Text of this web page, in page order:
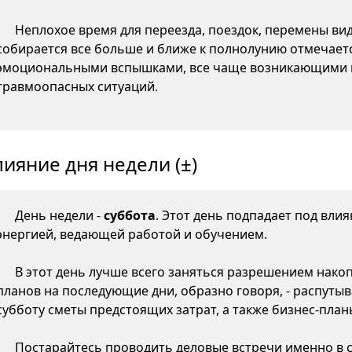
Неплохое время для переезда, поездок, перемены
все больше и ближе к полнолунию
вспышками, все чаще возникающими
ситуаций.
дня недели (±)
День недели -суббота. Этот день подпадает под
ведающей работой и обучением.
В этот день лучше всего заняться разрешением
на последующие дни, образно говоря, -
сметы предстоящих затрат, а также бизнес-
Постарайтесь проводить деловые встречи именно в